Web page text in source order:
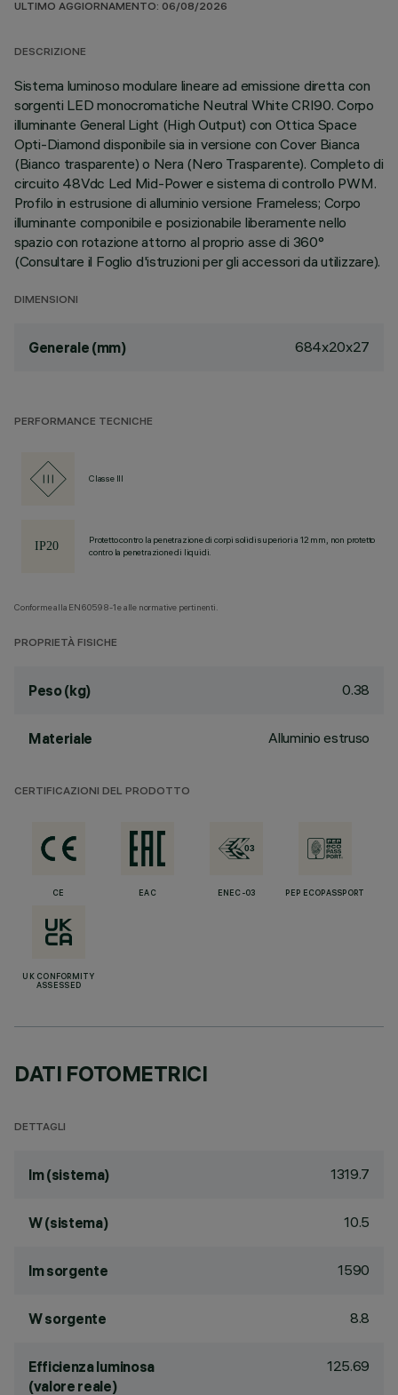
ULTIMO AGGIORNAMENTO: 06/08/2026
DESCRIZIONE
Sistema luminoso modulare lineare ad emissione diretta con
sorgenti LED monocromatiche Neutral White CRI90. Corpo
illuminante General Light (High Output) con Ottica Space
Opti-Diamond disponibile sia in versione con Cover Bianca
(Bianco trasparente) o Nera (Nero Trasparente). Completo di
circuito 48Vdc Led Mid-Power e sistema di controllo PWM.
Profilo in estrusione di alluminio versione Frameless; Corpo
illuminante componibile e posizionabile liberamente nello
spazio con rotazione attorno al proprio asse di 360°
(Consultare il Foglio d'istruzioni per gli accessori da utilizzare).
DIMENSIONI
Generale (mm) 684x20x27
PERFORMANCE TECNICHE
Classe III
Protetto contro la penetrazione di corpi solidi superiori a 12 mm, non protetto
contro la penetrazione di liquidi.
Conforme alla EN60598-1 e alle normative pertinenti.
PROPRIETÀ FISICHE
Peso (kg) 0.38
Materiale Alluminio estruso
CERTIFICAZIONI DEL PRODOTTO
CE EAC ENEC-03 PEP ECOPASSPORT
UK CONFORMITY
ASSESSED
DATI FOTOMETRICI
DETTAGLI
lm (sistema) 1319.7
W (sistema) 10.5
lm sorgente 1590
W sorgente 8.8
Efficienza luminosa
(valore reale)
125.69